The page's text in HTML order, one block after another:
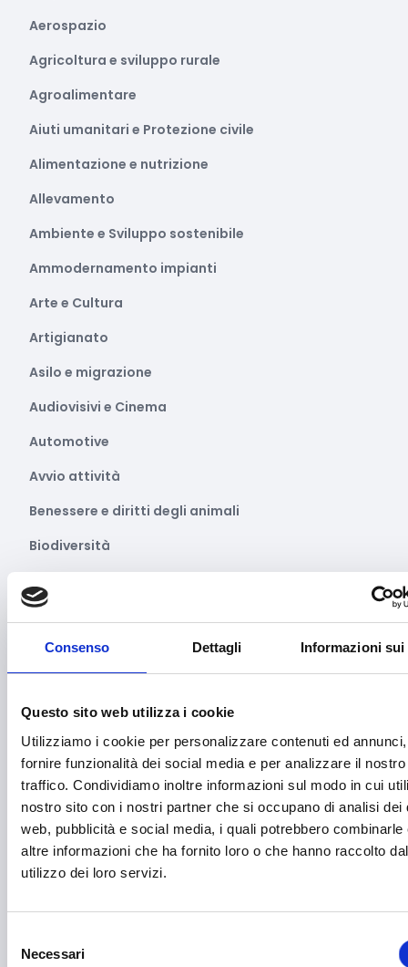
Consenso Dettagli Informazioni sui
Questo sito web utilizza i cookie
Utilizziamo i cookie per personalizzare contenuti ed
fornire funzionalità dei social media e per analizzare il nostro
traffico. Condividiamo inoltre informazioni sul modo in cui
nostro sito con i nostri partner che si occupano di analisi dei
web, pubblicità e social media, i quali potrebbero combinarle
altre informazioni che ha fornito loro o che hanno raccolto
utilizzo dei loro servizi.
delNecessari
Aerospazio
Agricoltura e sviluppo rurale
Agroalimentare
Aiuti umanitari e Protezione civile
Alimentazione e nutrizione
Allevamento
Ambiente e Sviluppo sostenibile
Ammodernamento impianti
Arte e Cultura
Artigianato
Asilo e migrazione
Audiovisivi e Cinema
Automotive
Avvio attività
Benessere e diritti degli animali
Biodiversità
Certificazioni
Competitività imprese
Consulenza specializzata
Cooperazione Internazionale
Cybersecurity
Danza
E-commerce